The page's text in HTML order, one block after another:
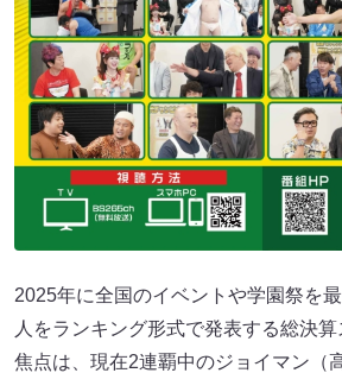
2025年に全国のイベントや学園祭を
人をランキング形式で発表する総決
焦点は、現在2連覇中のジョイマン（